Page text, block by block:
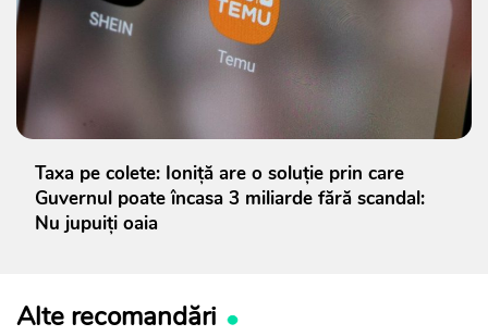
Taxa pe colete: Ioniță are o soluție prin care
Guvernul poate încasa 3 miliarde fără scandal:
Nu jupuiți oaia
Alte recomandări